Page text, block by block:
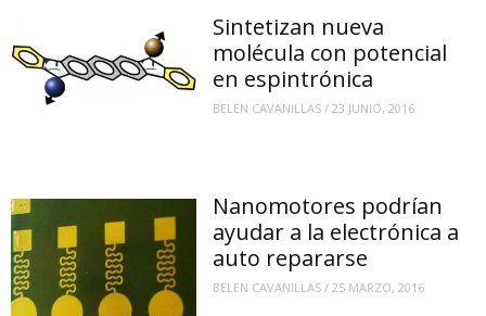
Sintetizan nueva
molécula con potencial
en espintrónica
BELEN CAVANILLAS /23 JUNIO, 2016
Nanomotores podrían
ayudar a la electrónica a
auto repararse
BELEN CAVANILLAS /25 MARZO, 2016